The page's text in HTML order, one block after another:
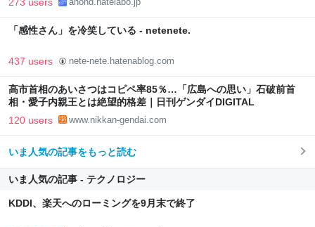
273 users
「感性さん」を冷笑している - netenete.
437 users nete-nete.hatenablog.com
高市首相のあいさつはコピペ率85％…「広島への思い」石破前首
相・愛子内親王とは絶望的格差｜日刊ゲンダイDIGITAL
120 users www.nikkan-gendai.com
いま人気の記事をもっと読む
いま人気の記事 - テクノロジー
KDDI、楽天へのローミングを9月末で終了